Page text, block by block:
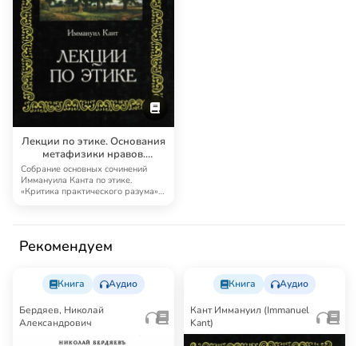
Лекции по этике. Основания
метафизики нравов.
Критика практического
разума
Собрание основных сочинений
Иммануила Канта по этике.
«Критика практического разума»
Рекомендуем
Книга Аудио
Бердяев, Николай
Александрович
Книга Аудио
Кант Иммануил (Immanuel
Kant)